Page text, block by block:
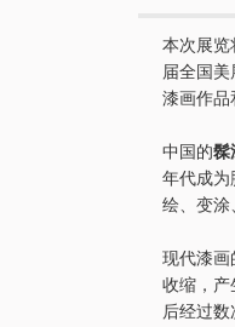
本次展览
届全国
漆画作品
中国的髹
年代成
绘、变涂
现代漆画
收缩，产
后经过